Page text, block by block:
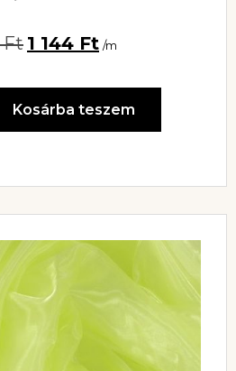
Ft 1 144 Ft /m
Kosárba teszem